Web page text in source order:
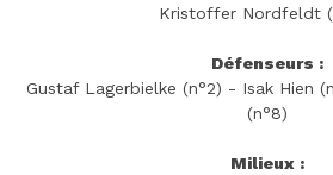
Kristoffer Nordfeldt
Défenseurs :
Gustaf Lagerbielke (n°2) - Isak Hien
(n°8)
Milieux :